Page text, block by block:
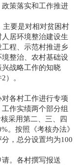
策落实和工作推进
要是对相对贫困村
居环境整治建设生
程、示范村推进乡
整治、农村基础设
战略工作的知晓
）。
各村工作进行专项
作实绩两个部分组
采用第二、三、四
。按照《考核办法》
，总分设置均为100
。各村撰写报送